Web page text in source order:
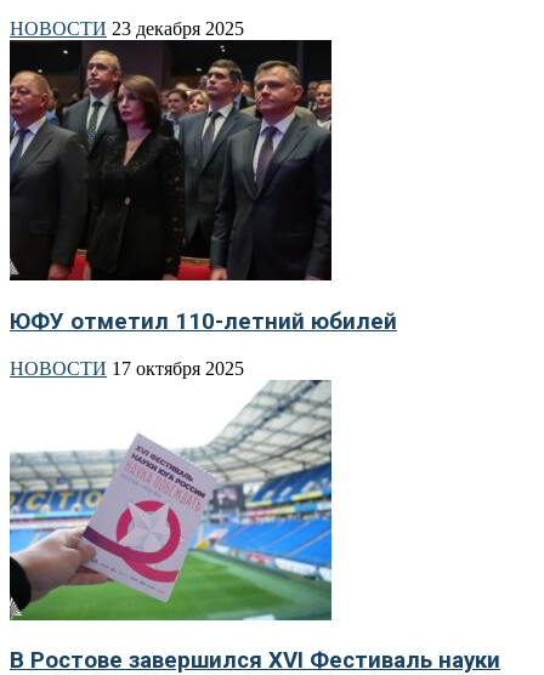
НОВОСТИ 23 декабря 2025
ЮФУ отметил 110-летний юбилей
НОВОСТИ 17 октября 2025
В Ростове завершился XVI Фестиваль науки